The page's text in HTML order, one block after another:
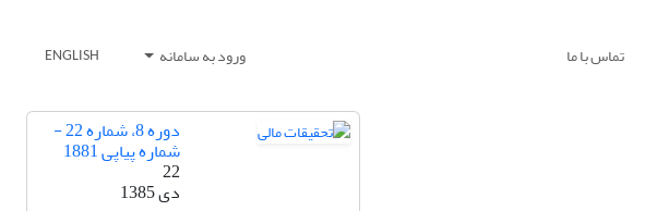
تماس با ما ورود به سامانه ENGLISH
دوره 8، شماره 22 -
شماره پیاپی 1881
22
دی 1385